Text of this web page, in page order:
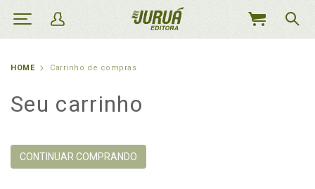
MEU
HOME Carrinho de compras
Seu carrinho
CONTINUAR COMPRANDO